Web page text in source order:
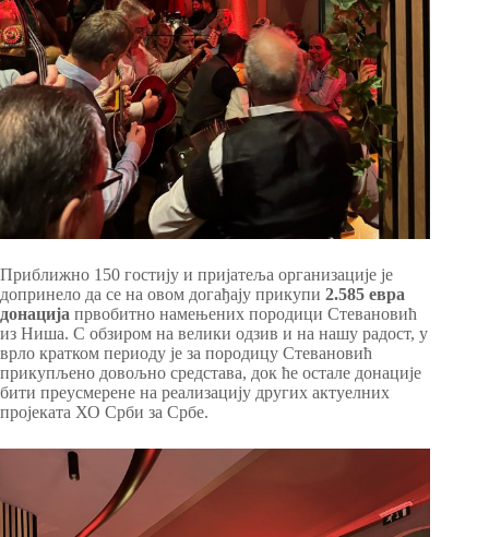
Приближно 150 гостију и пријатеља организације је
допринело да се на овом догађају прикупи 2.585 евра
донација првобитно намењених породици Стевановић
из Ниша. С обзиром на велики одзив и на нашу радост, у
врло кратком периоду је за породицу Стевановић
прикупљено довољно средстава, док ће остале донације
бити преусмерене на реализацију других актуелних
пројеката ХО Срби за Србе.